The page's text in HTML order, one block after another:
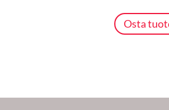
Osta